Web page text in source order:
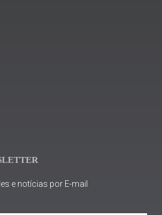
e notícias por E-mail